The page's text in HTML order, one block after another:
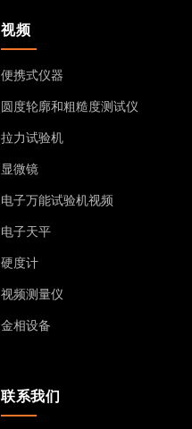
视频
便携式仪器
圆度轮廓和粗糙度测试仪
拉力试验机
显微镜
电子万能试验机视频
电子天平
硬度计
视频测量仪
金相设备
联系我们